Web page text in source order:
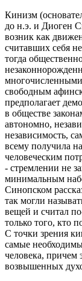
Кинизм
до н.э. и Диоген
возник как
считавших себя
тогда
свободным
предполагает
в обществе
автономно,
независимость,
всему получила
человеческим
- стремлении не
минимальным
Синопском
так могли
вещей и считал
только того, кто
С точки зрения
самые
человека, причем
возвышенных